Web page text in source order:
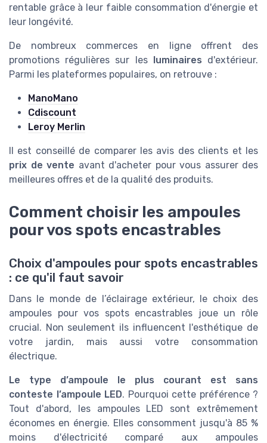
rentable grâce à leur faible consommation d'énergie et
leur longévité.
De nombreux commerces en ligne offrent des
promotions régulières sur les
luminaires d'extérieur.
Parmi les plateformes populaires, on retrouve :
ManoMano
Cdiscount
Leroy Merlin
Il est conseillé de comparer les avis des clients et les
prix de vente avant d'acheter pour vous assurer des
meilleures offres et de la qualité des produits.
Comment choisir les ampoules
pour vos spots encastrables
Choix d'ampoules pour spots encastrables
: ce qu'il faut savoir
Dans le monde de l’éclairage extérieur, le choix des
ampoules pour vos spots encastrables joue un rôle
crucial. Non seulement ils influencent l'esthétique de
votre jardin, mais aussi votre consommation
électrique.
Le type d’ampoule le plus courant est sans
conteste l’ampoule LED. Pourquoi cette préférence ?
Tout d'abord, les ampoules LED sont extrêmement
économes en énergie. Elles consomment jusqu'à 85 %
moins d'électricité comparé aux ampoules